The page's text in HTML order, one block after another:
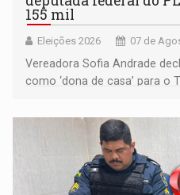
155 mil
Eleições 2026 07 de
Vereadora Sofia Andrade
como ‘dona de casa’ para o